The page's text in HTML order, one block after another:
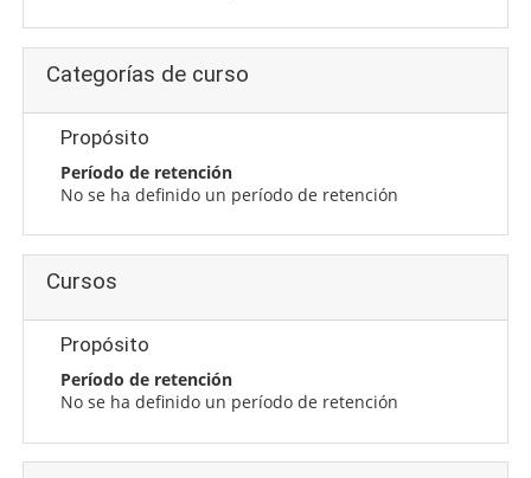
Categorías de curso
Propósito
Período de retención
No se ha definido un período de retención
Cursos
Propósito
Período de retención
No se ha definido un período de retención